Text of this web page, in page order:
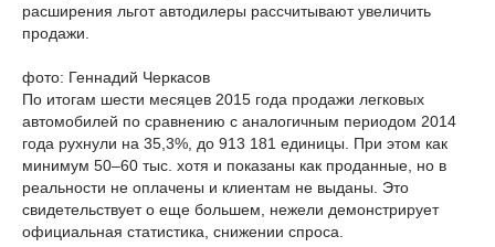
расширения льгот автодилеры рассчитывают увеличить
продажи.
фото: Геннадий Черкасов
По итогам шести месяцев 2015 года продажи легковых
автомобилей по сравнению с аналогичным периодом 2014
года рухнули на 35,3%, до 913 181 единицы. При этом как
минимум 50–60 тыс. хотя и показаны как проданные, но в
реальности не оплачены и клиентам не выданы. Это
свидетельствует о еще большем, нежели демонстрирует
официальная статистика, снижении спроса.